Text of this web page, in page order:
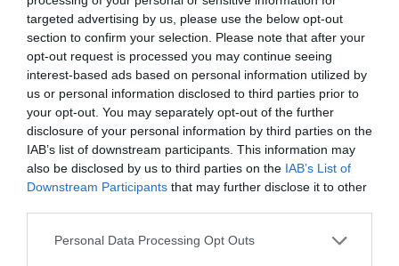
targeted advertising by us, please use the below opt-out
section to confirm your selection. Please note that after your
opt-out request is processed you may continue seeing
interest-based ads based on personal information utilized by
us or personal information disclosed to third parties prior to
your opt-out. You may separately opt-out of the further
disclosure of your personal information by third parties on the
IAB’s list of downstream participants. This information may
also be disclosed by us to third parties on the IAB’s List of
Downstream Participants that may further disclose it to other
Personal Data Processing Opt Outs
“faire encore moins”, il peut faire pilote, la progression
commence par une simple analyse d’urine que tout le monde
ne réussit pas d’ailleurs …
Pour ce qui est des aides de l’état, il y a longtemps que
l’Europe interdit ce genre plaisanterie, et les autres
compagnies y veillent de très près.
RÉPONDRE
qui se comporte comme un enfant gaté ,